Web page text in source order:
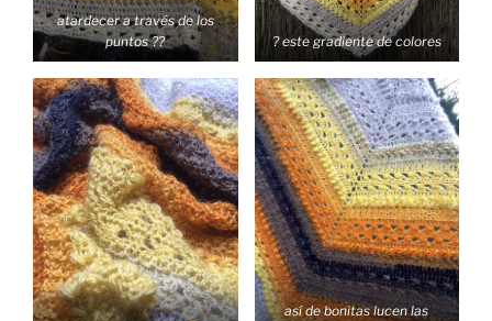
atardecer a través de los
puntos ??
? este gradiente de colores
así de bonitas lucen las